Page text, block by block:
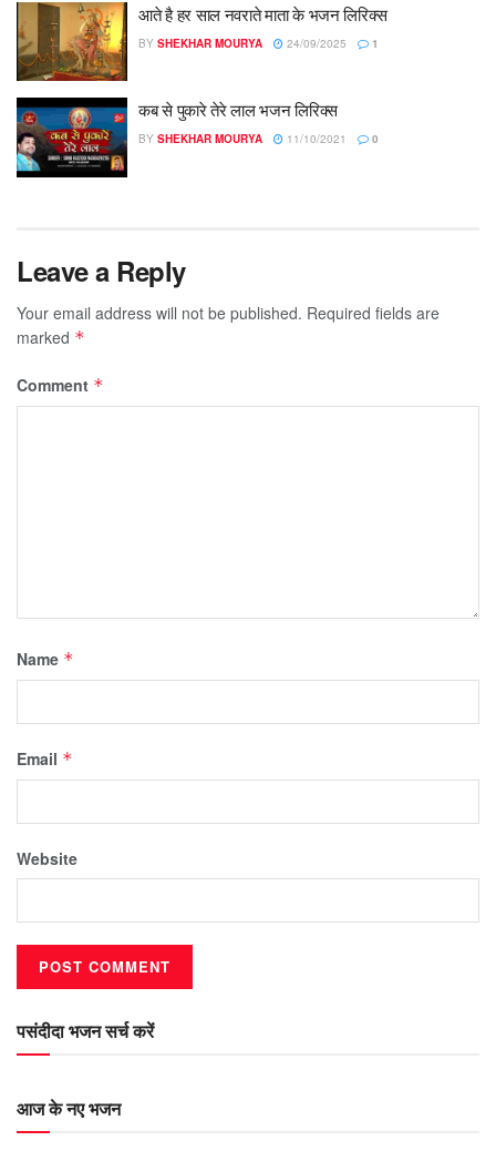
आते है हर साल नवराते माता के भजन लिरिक्स
BY SHEKHAR MOURYA 24/09/2025 1
कब से पुकारे तेरे लाल भजन लिरिक्स
BY SHEKHAR MOURYA 11/10/2021 0
Leave a Reply
Your email address will not be published. Required fields are
marked *
Comment *
Name *
Email *
Website
पसंदीदा भजन सर्च करें
आज के नए भजन